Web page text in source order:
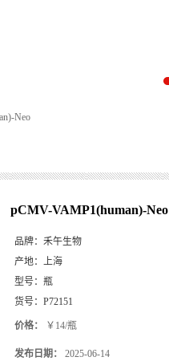
Neo
pCMV-VAMP1(human)-Neo
品牌： 禾午生物
产地： 上海
型号： 瓶
货号： P72151
价格： ￥14/瓶
发布日期： 2025-06-14